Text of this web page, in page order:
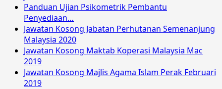
Panduan Ujian Psikometrik Pembantu
Penyediaan…
Jawatan Kosong Jabatan Perhutanan Semenanjung
Malaysia 2020
Jawatan Kosong Maktab Koperasi Malaysia Mac
2019
Jawatan Kosong Majlis Agama Islam Perak Februari
2019